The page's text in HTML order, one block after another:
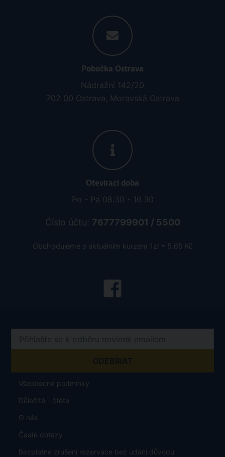
Pobočka Ostrava
Nádražní 142/20
702 00 Ostrava, Moravská Ostrava
Otevírací doba
Po - Pá 08:30 - 16:30
Číslo účtu: 7677799901 / 5500
Obchodujeme s aktuálním kurzem 1zł = 5.65 Kč
Všeobecné podmínky
Důležité - čtěte
O nás
Časté dotazy
Bezplatné zrušení rezervace bez udání důvodu